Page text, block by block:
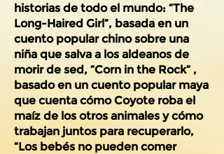
historias de todo el mundo: “The
Long-Haired Girl”, basada en un
cuento popular chino sobre una
niña que salva a los aldeanos de
morir de sed, “Corn in the Rock” ,
basado en un cuento popular maya
que cuenta cómo Coyote roba el
maíz de los otros animales y cómo
trabajan juntos para recuperarlo,
“Los bebés no pueden comer